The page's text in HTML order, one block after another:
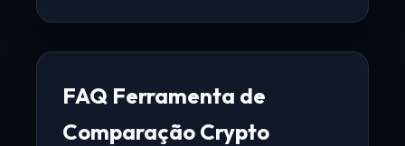
FAQ Ferramenta de
Comparação Crypto